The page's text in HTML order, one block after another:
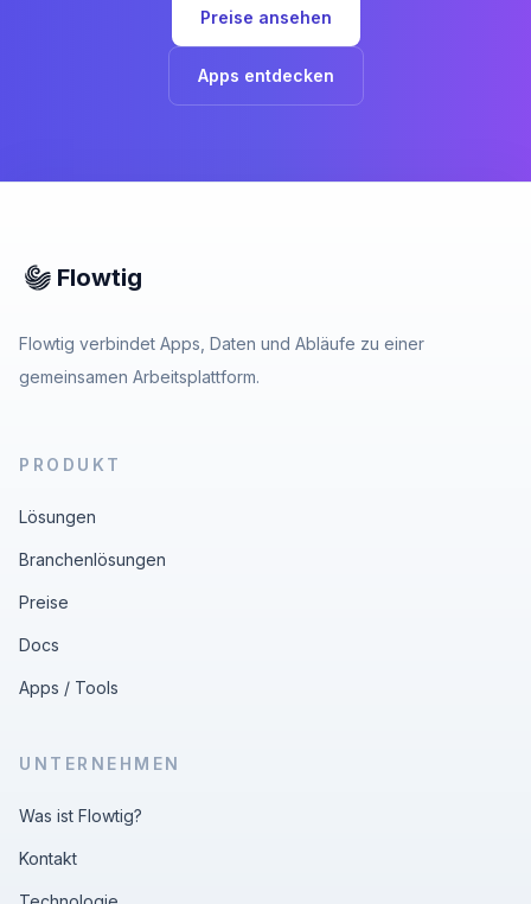
Preise ansehen
Apps entdecken
Flowtig
Flowtig verbindet Apps, Daten und Abläufe zu einer
gemeinsamen Arbeitsplattform.
PRODUKT
Lösungen
Branchenlösungen
Preise
Docs
Apps / Tools
UNTERNEHMEN
Was ist Flowtig?
Kontakt